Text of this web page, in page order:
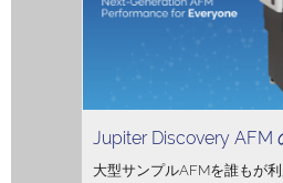
Jupiter Discovery AFM
大型サンプルAFMを誰もが